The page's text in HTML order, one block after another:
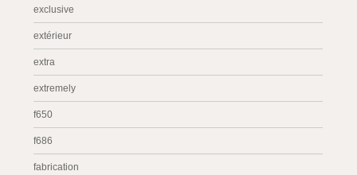
exclusive
extérieur
extra
extremely
f650
f686
fabrication